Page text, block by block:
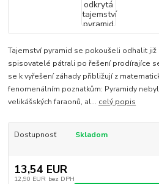
Tajemství pyramid se pokoušeli odhalit již
spisovatelé pátrali po řešení prodírajíce
se k vyřešení záhady přibližují z
fenomenálním poznatkům: Pyramidy
velikášských faraonů, al... celý popis
Dostupnosť Skladom
13,54 EUR
12,90 EUR bez DPH